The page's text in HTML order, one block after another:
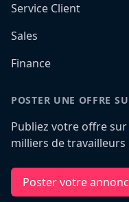
Service Client
Sales
Finance
POSTER UNE OFFRE
Publiez votre offre sur
milliers de travailleurs
Poster votre